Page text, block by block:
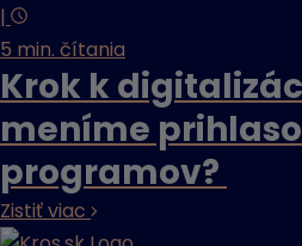
|
5 min. čítania
Krok k
meníme
programov?
Zistiť viac